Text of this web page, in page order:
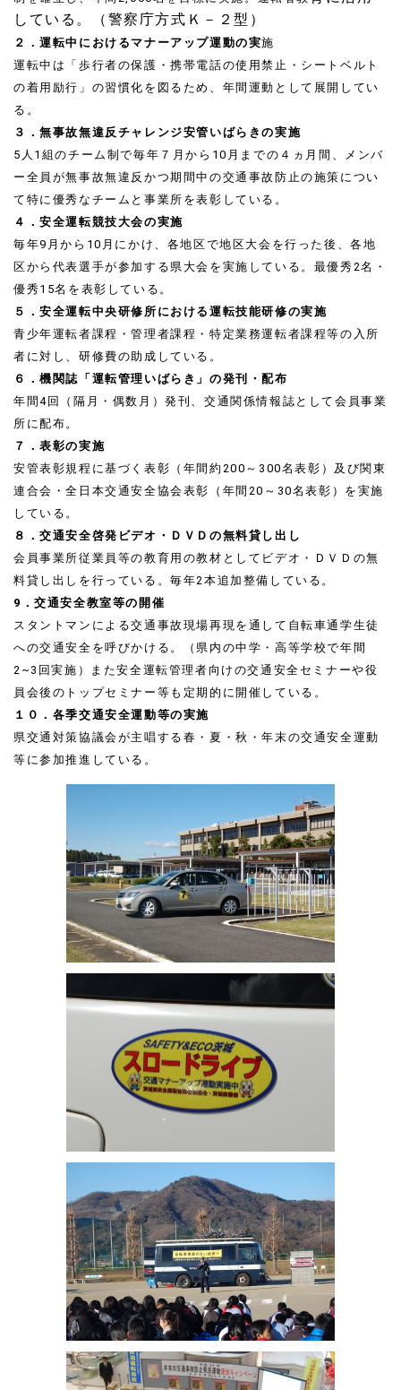
している。（警察庁方式Ｋ－２型）
２．運転中におけるマナーアップ運動の実施
運転中は「歩行者の保護・携帯電話の使用禁止・シートベルト
の着用励行」の習慣化を図るため、年間運動として展開してい
る。
３．無事故無違反チャレンジ安管いばらきの実施
5人1組のチーム制で毎年７月から10月までの４ヵ月間、メンバ
ー全員が無事故無違反かつ期間中の交通事故防止の施策につい
て特に優秀なチームと事業所を表彰している。
４．安全運転競技大会の実施
毎年9月から10月にかけ、各地区で地区大会を行った後、各地
区から代表選手が参加する県大会を実施している。最優秀2名・
優秀15名を表彰している。
５．安全運転中央研修所における運転技能研修の実施
青少年運転者課程・管理者課程・特定業務運転者課程等の入所
者に対し、研修費の助成している。
６．機関誌「運転管理いばらき」の発刊・配布
年間4回（隔月・偶数月）発刊、交通関係情報誌として会員事業
所に配布。
７．表彰の実施
安管表彰規程に基づく表彰（年間約200～300名表彰）及び関東
連合会・全日本交通安全協会表彰（年間20～30名表彰）を実施
している。
８．交通安全啓発ビデオ・ＤＶＤの無料貸し出し
会員事業所従業員等の教育用の教材としてビデオ・ＤＶＤ の無
料貸し出しを行っている。毎年2本追加整備して いる。
9．交通安全教室等の開催
スタントマンによる交通事故現場再現を通して自転車通学生徒
への交通安全を呼びかける。（県内の中学・高等学校で年間
2~3回実施）また安全運転管理者向けの交通安全セミナーや役
員会後のトップセミナー等も定期的に開催している。
１０．各季交通安全運動等の実施
県交通対策協議会が主唱する春・夏・秋・年末の交通安全運動
等に参加推進している。